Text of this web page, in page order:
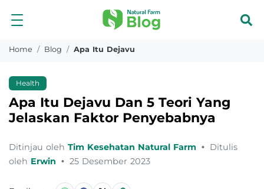
Home Blog Apa Itu Dejavu
Health
Apa Itu Dejavu Dan 5 Teori Yang
Jelaskan Faktor Penyebabnya
Ditinjau oleh Tim Kesehatan Natural Farm • Ditulis
oleh Erwin • 25 Desember 2023